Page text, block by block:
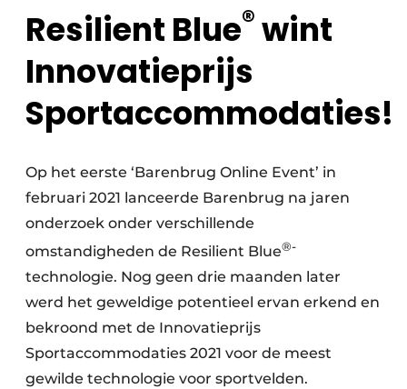
Resilient Blue®wint
Innovatieprijs
Sportaccommodaties!
Op het eerste ‘Barenbrug Online Event’ in
februari 2021 lanceerde Barenbrug na jaren
onderzoek onder verschillende
omstandigheden de Resilient Blue®-
technologie. Nog geen drie maanden later
werd het geweldige potentieel ervan erkend en
bekroond met de Innovatieprijs
Sportaccommodaties 2021 voor de meest
gewilde technologie voor sportvelden.